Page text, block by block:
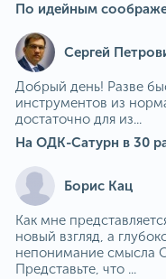
Сергей
Добрый день! Разве
инструментов из
достаточно для из...
Борис Кац
Как мне
новый взгляд, а
непонимание смысла
Представьте, что ...